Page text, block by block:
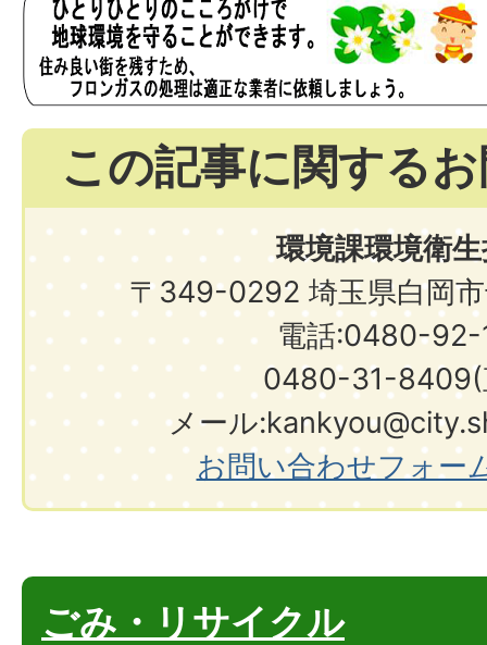
この記事に関する
環境課環境衛
〒349-0292 埼玉県白岡
電話:0480-92-
0480-31-8409(
メール
お問い合わせフォー
ごみ・リサイクル